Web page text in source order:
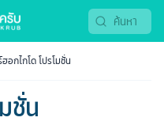
อกไกโด โปรโมชั่น
ชั่น